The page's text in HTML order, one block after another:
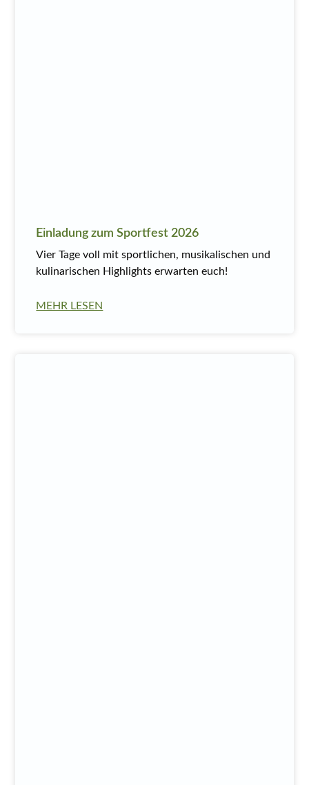
Einladung zum Sportfest 2026
Vier Tage voll mit sportlichen, musikalischen und
kulinarischen Highlights erwarten euch!
MEHR LESEN